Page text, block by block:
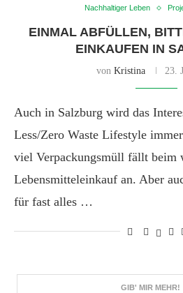
Nachhaltiger Leben
EINMAL ABFÜLLEN,
EINKAUFEN IN
von Kristina 23.
Auch in Salzburg wird das
Less/Zero Waste Lifestyle
viel Verpackungsmüll fällt beim
Lebensmitteleinkauf an. Aber
für fast alles …
GIB' MIR MEHR!